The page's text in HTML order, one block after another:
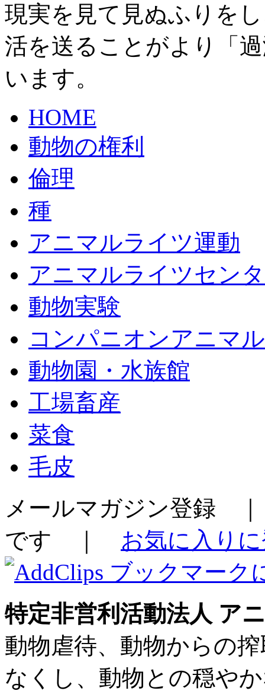
現実を見て見ぬふりを
活を送ることがより「
います。
HOME
動物の権利
倫理
種
アニマルライツ運動
アニマルライツセン
動物実験
コンパニオンアニマ
動物園・水族館
工場畜産
菜食
毛皮
メールマガジン登録
です ｜ お気に入り
特定非営利活動法人 ア
動物虐待、動物からの
なくし、動物との穏や